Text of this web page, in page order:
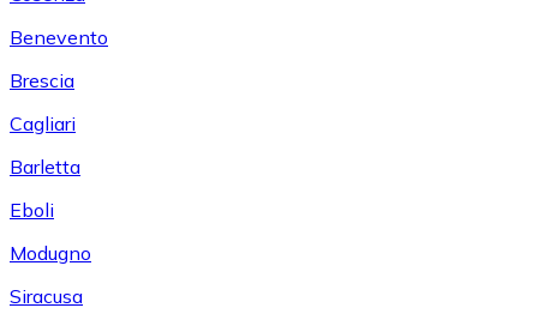
Benevento
Brescia
Cagliari
Barletta
Eboli
Modugno
Siracusa